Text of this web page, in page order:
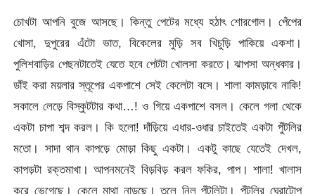
চোখটা আপনি বুজে আসছে। কিন্তু পেটের মধ্যে হঠাৎ শোরগোল। পেঁপের
খোসা, দুপুরের এঁটো ভাত, বিকেলের মুড়ি সব খিচুড়ি পাকিয়ে একশা।
পুলিশবাড়ির পেছনটাতেই যেতে হবে পেটটা খোলসা করতে। ঝাপসা অন্ধকার।
ডাঁই করা ময়লার স্তূপের একপাশে সেই কেলেটা বসে। শালা কামড়াবে নাকি!
সকালে লেড়ে বিস্কুটটার কথা…! ও গিয়ে একপাশে বসল। কেলে গলা থেকে
একটা চাপা শব্দ করল। কি হলো! দাঁড়িয়ে এধার-ওধার চাইতেই একটা পুঁটলির
মতো। সাদা থান কাপড়ে মোড়া কিছু একটা। একটু কাছে যেতেই দেখল,
কাপড়টা রক্তমাখা। আপনমনেই বিড়বিড় করল ফকির, পাপ। শালা! খালাস
করে ভেগেছে। কেলে মাথা নাড়ছে। তুলে নিল পুঁটলিটা। পুঁটলির ঘেরাটোপ